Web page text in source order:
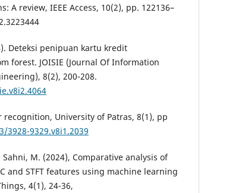
A review, IEEE Access, 10(2), pp. 122136–
Deteksi penipuan kartu kredit
forest. JOISIE (Journal Of Information
8(2), 200-208.
recognition, University of Patras, 8(1), pp
9329.v8i1.2039
M. (2024), Comparative analysis of
and STFT features using machine learning
4(1), 24-36,